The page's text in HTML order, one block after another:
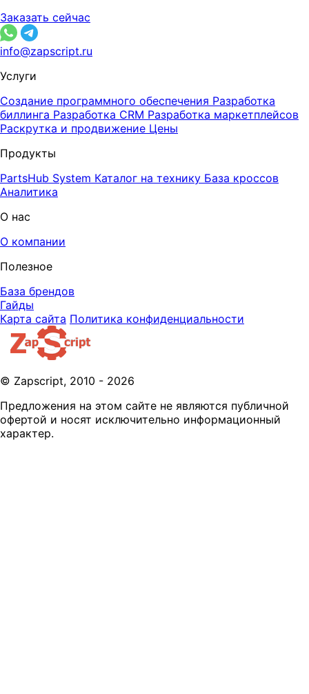
Заказать сейчас
info@zapscript.ru
Услуги
Создание программного обеспечения Разработка
биллинга Разработка CRM Разработка маркетплейсов
Раскрутка и продвижение Цены
Продукты
PartsHub System Каталог на технику База кроссов
Аналитика
О нас
О компании
Полезное
База брендов
Гайды
Карта сайта Политика конфиденциальности
© Zapscript, 2010 - 2026
Предложения на этом сайте не являются публичной
офертой и носят исключительно информационный
характер.